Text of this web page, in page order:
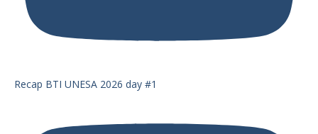
Recap BTI UNESA 2026 day #1